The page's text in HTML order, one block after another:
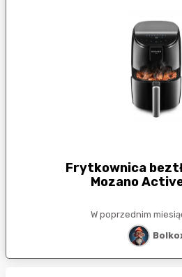
Frytkownica
Mozano
W poprzednim